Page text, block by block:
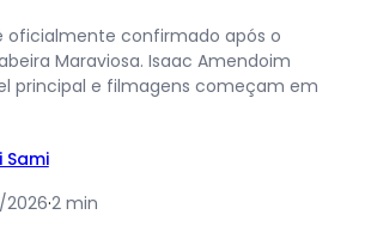
oficialmente confirmado após o
Maraviosa. Isaac Amendoim
principal e filmagens começam em
Sami
2026·2 min